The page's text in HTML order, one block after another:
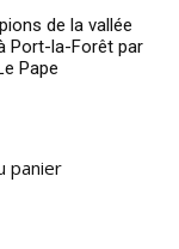
de la vallée
Port-la-Forêt par
Pape
panier